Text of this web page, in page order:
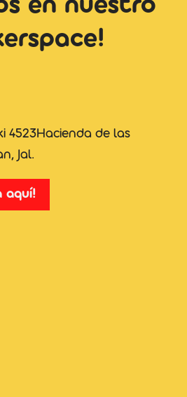
en nuestro
4523Hacienda de las
Jal.
aquí!